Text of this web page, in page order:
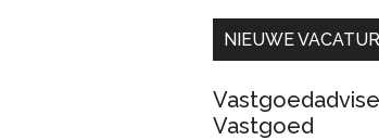
NIEUWE
Vastgoed